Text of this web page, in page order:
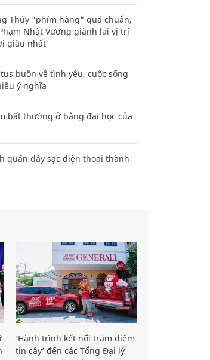
Thúy "phím hàng" quá chuẩn,
Nhật Vượng giành lại vị trí
giàu nhất
buồn về tình yêu, cuộc sống
ý nghĩa
bất thường ở bằng đại học của
quấn dây sạc điện thoại thành
‘Hành trình kết nối trăm điểm
tin cậy’ đến các Tổng Đại lý